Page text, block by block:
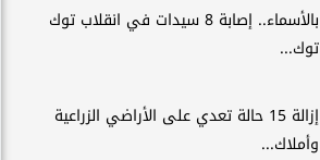
بالأسماء.. إصابة 8 سيدات في انقلاب توك
توك...
إزالة 15 حالة تعدي على الأراضي الزراعية
وأملاك...